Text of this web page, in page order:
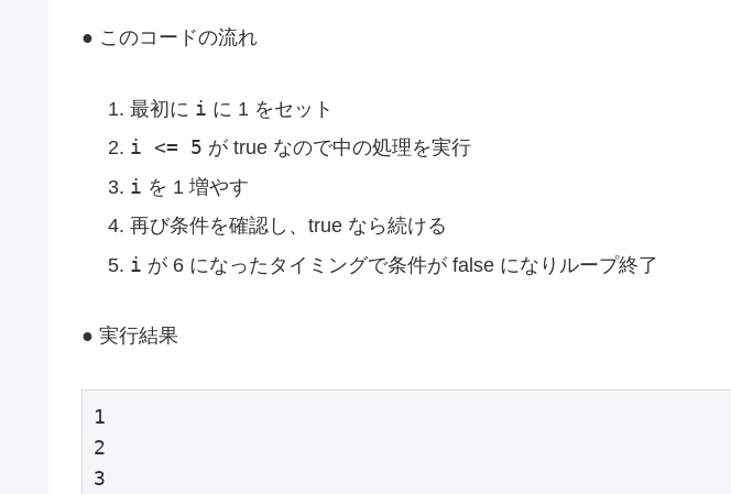
● このコードの流れ
最初に i に 1 をセット
i <= 5 が true なので中の処理を実行
i を 1 増やす
再び条件を確認し、true なら続ける
i が 6 になったタイミングで条件が false になりループ終了
● 実行結果
1
2
3